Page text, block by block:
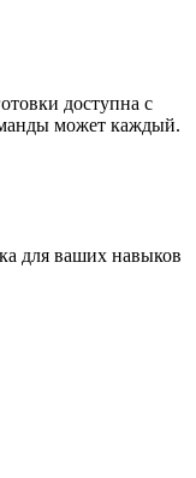
доступна с
может каждый.
для ваших навыков